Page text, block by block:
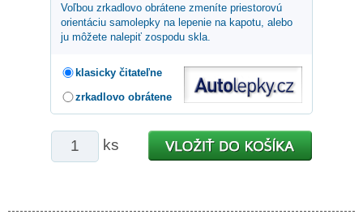
Voľbou zrkadlovo obrátene zmeníte priestorovú
orientáciu samolepky na lepenie na kapotu, alebo
ju môžete nalepiť zospodu skla.
klasicky čitateľne
zrkadlovo obrátene
ks